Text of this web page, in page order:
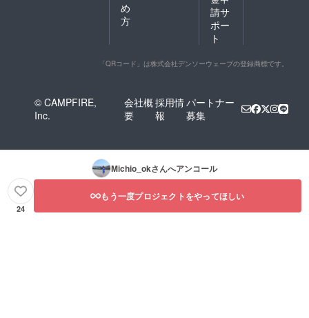
め
方
請サ
ポー
ト
「QRコード」は株式会社デンソーウェーブの登録商標です。
© CAMPFIRE,
Inc.
会社概
要
採用情
報
パートナー
募集
Michio_okさんへアンコール
24
もう一度プロジェクトをやってほしい